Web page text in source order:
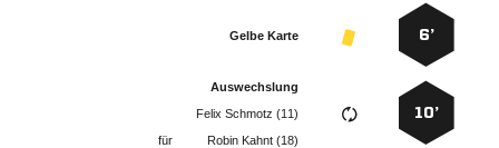
6’
Gelbe Karte
10’
Auswechslung
  
für
  